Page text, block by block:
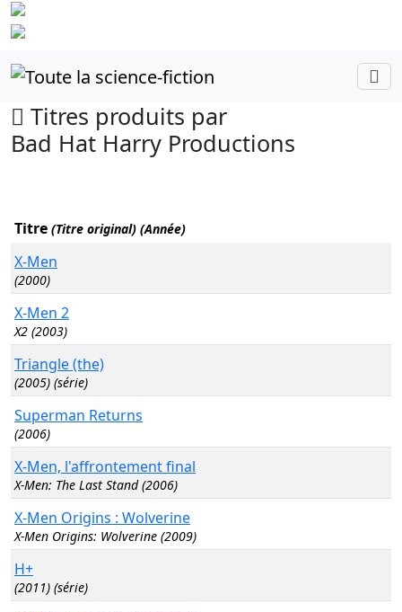
Titres produits par
Bad Hat Harry Productions
Titre (Titre original) (Année)
X-Men
(2000)
X-Men 2
X2 (2003)
Triangle (the)
(2005) (série)
Superman Returns
(2006)
X-Men, l'affrontement final
X-Men: The Last Stand (2006)
X-Men Origins : Wolverine
X-Men Origins: Wolverine (2009)
H+
(2011) (série)